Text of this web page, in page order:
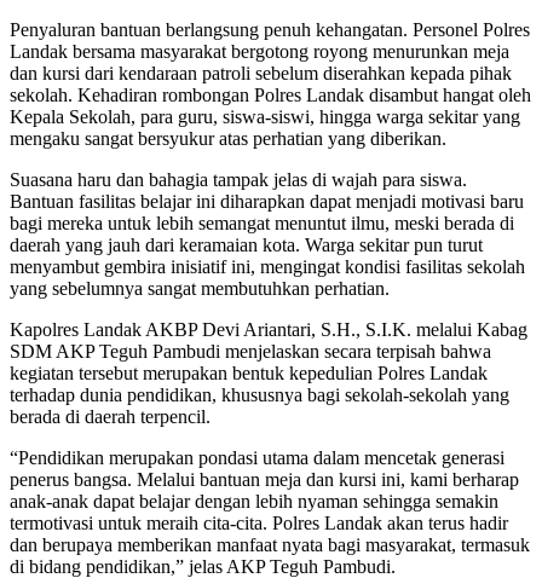
Penyaluran bantuan berlangsung penuh kehangatan. Personel Polres
Landak bersama masyarakat bergotong royong menurunkan meja
dan kursi dari kendaraan patroli sebelum diserahkan kepada pihak
sekolah. Kehadiran rombongan Polres Landak disambut hangat oleh
Kepala Sekolah, para guru, siswa-siswi, hingga warga sekitar yang
mengaku sangat bersyukur atas perhatian yang diberikan.
Suasana haru dan bahagia tampak jelas di wajah para siswa.
Bantuan fasilitas belajar ini diharapkan dapat menjadi motivasi baru
bagi mereka untuk lebih semangat menuntut ilmu, meski berada di
daerah yang jauh dari keramaian kota. Warga sekitar pun turut
menyambut gembira inisiatif ini, mengingat kondisi fasilitas sekolah
yang sebelumnya sangat membutuhkan perhatian.
Kapolres Landak AKBP Devi Ariantari, S.H., S.I.K. melalui Kabag
SDM AKP Teguh Pambudi menjelaskan secara terpisah bahwa
kegiatan tersebut merupakan bentuk kepedulian Polres Landak
terhadap dunia pendidikan, khususnya bagi sekolah-sekolah yang
berada di daerah terpencil.
“Pendidikan merupakan pondasi utama dalam mencetak generasi
penerus bangsa. Melalui bantuan meja dan kursi ini, kami berharap
anak-anak dapat belajar dengan lebih nyaman sehingga semakin
termotivasi untuk meraih cita-cita. Polres Landak akan terus hadir
dan berupaya memberikan manfaat nyata bagi masyarakat, termasuk
di bidang pendidikan,” jelas AKP Teguh Pambudi.